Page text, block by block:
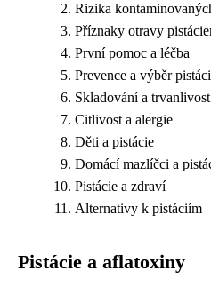
Rizika
Příznaky otravy
První pomoc a léčba
Prevence a výběr
Skladování a trvanlivost
Citlivost a alergie
Děti a pistácie
Domácí mazlíčci a
Pistácie a zdraví
Alternativy k pistáciím
Pistácie a aflatoxiny